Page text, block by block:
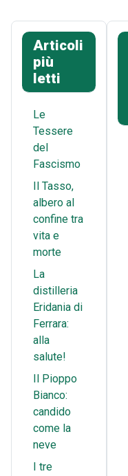
Articoli
più
letti
Le
Tessere
del
Fascismo
Il Tasso,
albero al
confine tra
vita e
morte
La
distilleria
Eridania di
Ferrara:
alla
salute!
Il Pioppo
Bianco:
candido
come la
neve
I tre